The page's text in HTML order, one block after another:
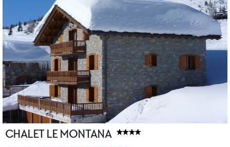
CHALET LE MONTANA